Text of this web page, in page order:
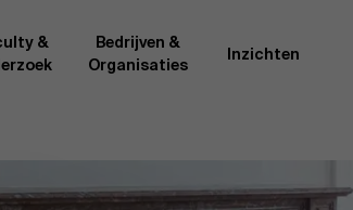
&
AMS of gedeeld met de
Bedrijven &
Organisaties
Inzichten